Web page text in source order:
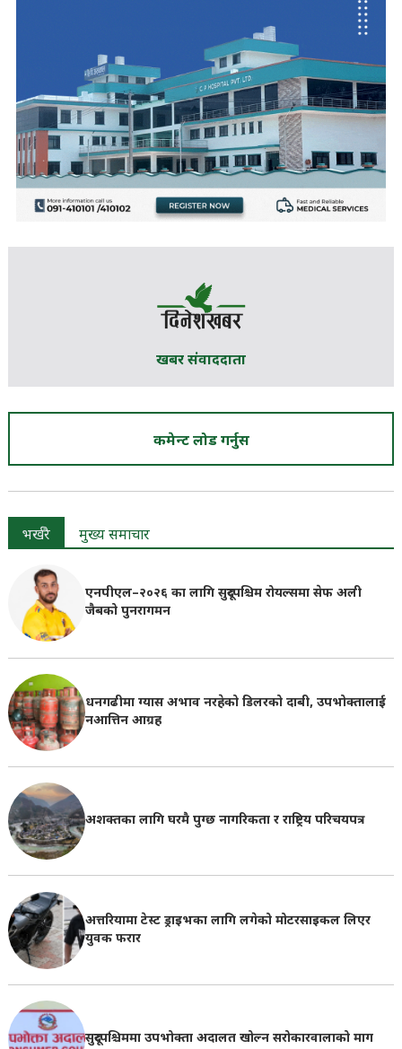
खबर संवाददाता
कमेन्ट लोड गर्नुस
भर्खरै मुख्य समाचार
एनपीएल–२०२६ का लागि सुदूरपश्चिम रोयल्समा सेफ अली
जैबको पुनरागमन
धनगढीमा ग्यास अभाव नरहेको डिलरको दाबी, उपभोक्तालाई
नआत्तिन आग्रह
अशक्तका लागि घरमै पुग्छ नागरिकता र राष्ट्रिय परिचयपत्र
अत्तरियामा टेस्ट ड्राइभका लागि लगेको मोटरसाइकल लिएर
युवक फरार
सुदूरपश्चिममा उपभोक्ता अदालत खोल्न सरोकारवालाको माग